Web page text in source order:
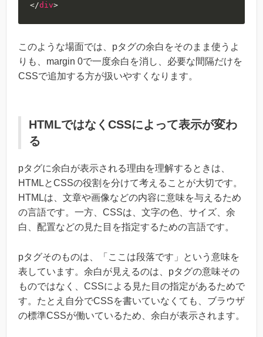
</div>
このような場面では、pタグの余白をそのまま使うよ
りも、margin 0で一度余白を消し、必要な間隔だけを
CSSで追加する方が扱いやすくなります。
HTMLではなくCSSによって表示が変わ
る
pタグに余白が表示される理由を理解するときは、
HTMLとCSSの役割を分けて考えることが大切です。
HTMLは、文章や画像などの内容に意味を与えるため
の言語です。一方、CSSは、文字の色、サイズ、余
白、配置などの見た目を指定するための言語です。
pタグそのものは、「ここは段落です」という意味を
表しています。余白が見えるのは、pタグの意味その
ものではなく、CSSによる見た目の指定があるためで
す。たとえ自分でCSSを書いていなくても、ブラウザ
の標準CSSが働いているため、余白が表示されます。